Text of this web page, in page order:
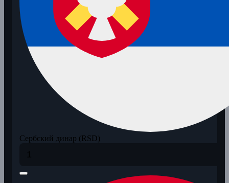
Сербский динар (RSD)